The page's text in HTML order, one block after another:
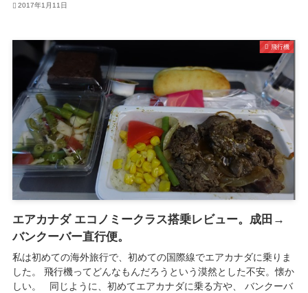
2017年1月11日
飛行機
エアカナダ エコノミークラス搭乗レビュー。成田→
バンクーバー直行便。
私は初めての海外旅行で、初めての国際線でエアカナダに乗りま
した。 飛行機ってどんなもんだろうという漠然とした不安。懐か
しい。 同じように、初めてエアカナダに乗る方や、 バンクーバ